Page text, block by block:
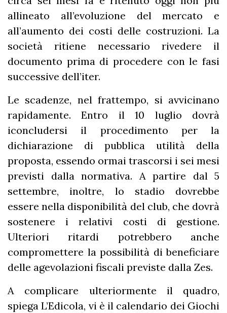
allineato all’evoluzione del mercato e
all’aumento dei costi delle costruzioni. La
società ritiene necessario rivedere il
documento prima di procedere con le fasi
successive dell’iter.
Le scadenze, nel frattempo, si avvicinano
rapidamente. Entro il 10 luglio dovrà
iconcludersi il procedimento per la
dichiarazione di pubblica utilità della
proposta, essendo ormai trascorsi i sei mesi
previsti dalla normativa. A partire dal 5
settembre, inoltre, lo stadio dovrebbe
essere nella disponibilità del club, che dovrà
sostenere i relativi costi di gestione.
Ulteriori ritardi potrebbero anche
compromettere la possibilità di beneficiare
delle agevolazioni fiscali previste dalla Zes.
A complicare ulteriormente il quadro,
spiega L’Edicola, vi è il calendario dei Giochi